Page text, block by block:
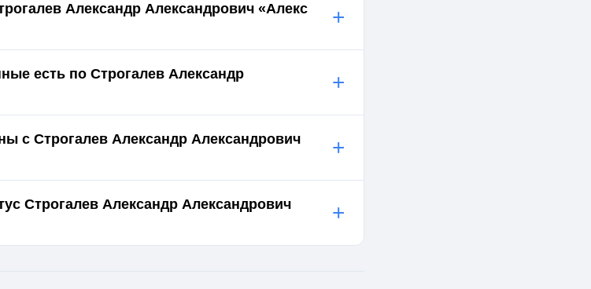
Александр Александрович «Алекс
+
есть по Строгалев Александр
+
с Строгалев Александр Александрович
+
Строгалев Александр Александрович
+